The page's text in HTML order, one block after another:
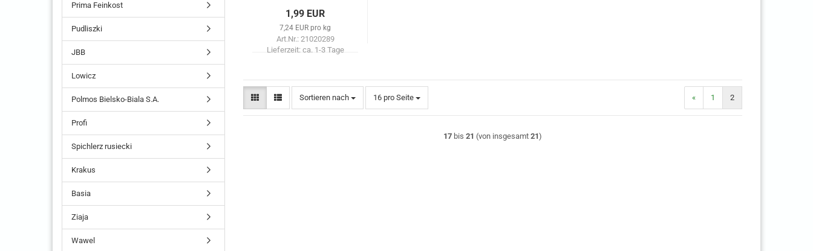
1,99 EUR
7,24 EUR pro kg
Art.Nr.: 21020289
Lieferzeit: ca. 1-3 Tage
Sortieren nach
Sortieren nach 16 pro Seite
pro Seite « 1 2
17 bis 21 (von insgesamt 21)
Prima Feinkost
Pudliszki
JBB
Lowicz
Polmos Bielsko-Biala S.A.
Profi
Spichlerz rusiecki
Krakus
Basia
Ziaja
Wawel